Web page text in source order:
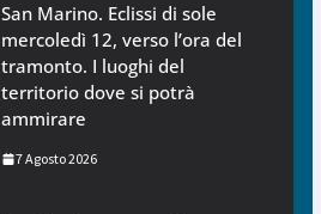
San Marino. Eclissi di sole
mercoledì 12, verso l’ora del
tramonto. I luoghi del
territorio dove si potrà
ammirare
7 Agosto 2026